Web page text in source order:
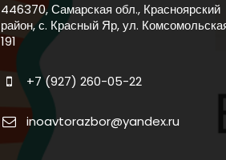
446370, Самарская обл., Красноярский
район, с. Красный Яр, ул.
191
+7 (927) 260-05-22
inoavtorazbor@yandex.ru